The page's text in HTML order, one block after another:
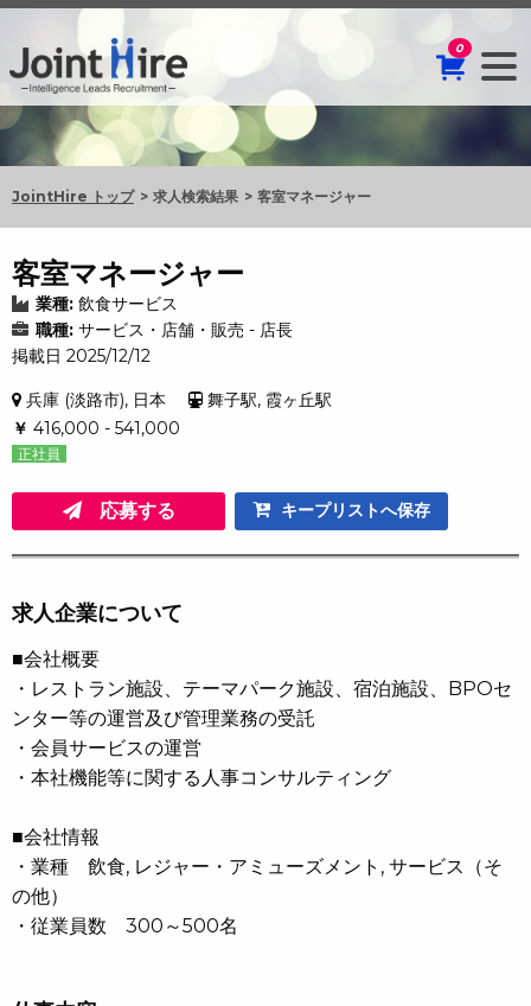
0
JointHire トップ 求人検索結果 客室マネージャー
客室マネージャー
業種: 飲食サービス
職種: サービス・店舗・販売 - 店長
掲載日 2025/12/12
兵庫 (淡路市), 日本
舞子駅, 霞ヶ丘駅
￥ 416,000 - 541,000
正社員
応募する キープリストへ保存
求人企業について
■会社概要
・レストラン施設、テーマパーク施設、宿泊施設、BPOセ
ンター等の運営及び管理業務の受託
・会員サービスの運営
・本社機能等に関する人事コンサルティング
■会社情報
・業種 飲食, レジャー・アミューズメント, サービス（そ
の他）
・従業員数 300～500名